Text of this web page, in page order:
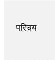
परिचय